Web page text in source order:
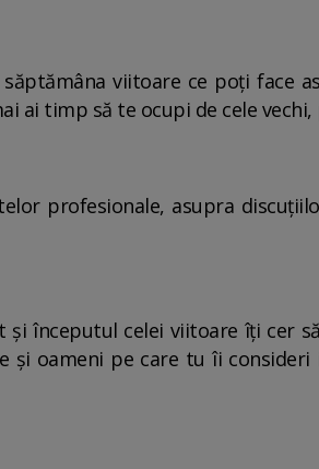
viitoare ce poți face
ai timp să te ocupi de cele
profesionale, asupra
și începutul celei viitoare îți cer
și oameni pe care tu îi